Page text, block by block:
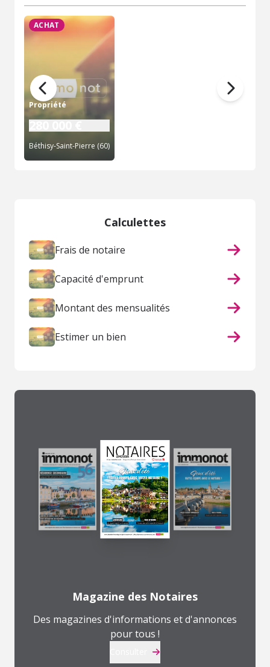
ACHAT
Propriété
Béthisy-Saint-Pierre (60)
Calculettes
Frais de notaire
Capacité d'emprunt
Montant des mensualités
Estimer un bien
Magazine des Notaires
Des magazines d'informations et d'annonces
pour tous !